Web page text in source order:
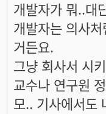
개발자가 뭐..대
개발자는 의사
거든요.
그냥 회사서 시
교수나 연구원
모.. 기사에서도